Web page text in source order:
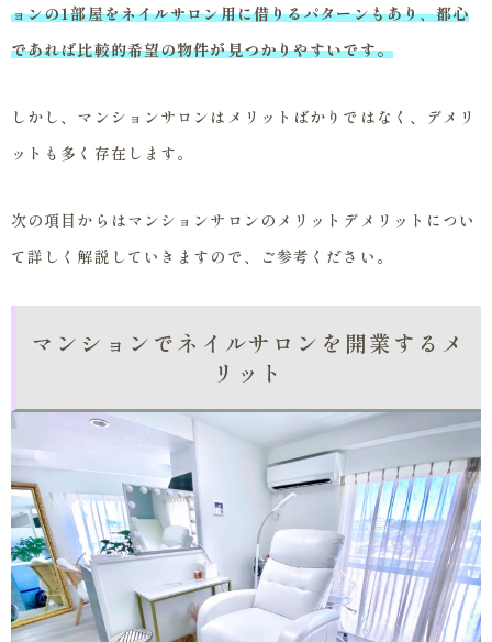
ョンの1部屋をネイルサロン用に借りるパターンもあり、都心
であれば比較的希望の物件が見つかりやすいです。
しかし、マンションサロンはメリットばかりではなく、デメリ
ットも多く存在します。
次の項目からはマンションサロンのメリットデメリットについ
て詳しく解説していきますので、ご参考ください。
マンションでネイルサロンを開業するメ
リット